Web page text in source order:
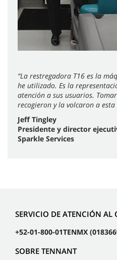
“La restregadora T16 es la
he utilizado. Es la
atención a sus usuarios.
recogieron y la volcaron a esta
Jeff Tingley
Presidente y director
Sparkle Services
SERVICIO DE ATENCIÓN AL
+52-01-800-01TENMX
SOBRE TENNANT